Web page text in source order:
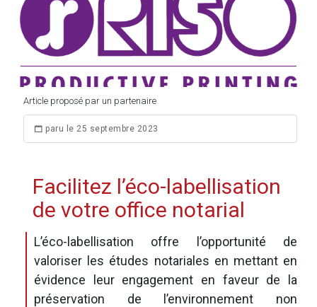
Article proposé par un partenaire
paru le 25 septembre 2023
Facilitez l’éco-labellisation
de votre office notarial
L’éco-labellisation offre l’opportunité de
valoriser les études notariales en mettant en
évidence leur engagement en faveur de la
préservation de l’environnement non